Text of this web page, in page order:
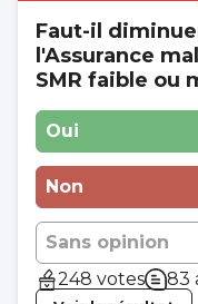
Faut-il
l'Assurance
SMR faible ou
Oui
Non
Sans opinion
248 votes
83